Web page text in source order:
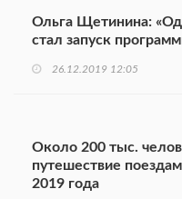
Ольга Щетинина:
стал запуск
26.12.2019 12:05
Около 200 тыс.
путешествие
2019 года